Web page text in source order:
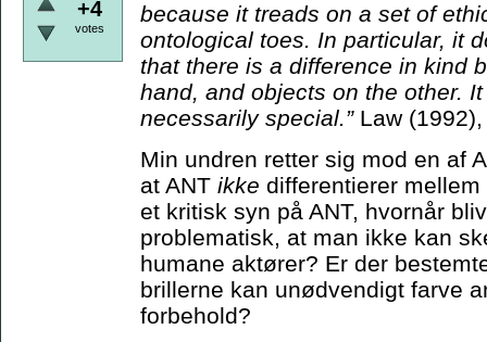
+4
votes
because it treads on a set of
ontological toes. In particular, it
that there is a difference in kind
hand, and objects on the other.
necessarily special.” Law
Min undren retter sig mod en af
at ANT ikke differentierer
et kritisk syn på ANT, hvornår
problematisk, at man ikke kan
humane aktører? Er der
brillerne kan unødvendigt farve
forbehold?